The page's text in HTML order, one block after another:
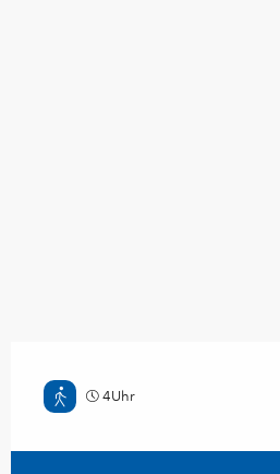
4Uhr